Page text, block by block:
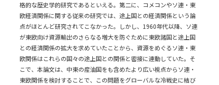
格的な歴史学的研究であるといえる。第二に、コメコンやソ連・東
欧経済関係に関する従来の研究では、途上国との経済関係という論
点がほとんど研究されてこなかった。しかし、1960年代以降、ソ連
が東欧向け資源輸出のさらなる増大を防ぐために東欧諸国と途上国
との経済関係の拡大を求めていたことから、資源をめぐるソ連・東
欧関係はこれらの国々の途上国との関係と密接に連動していた。そ
こで、本論文は、中東の産油国をも含めたより広い視点からソ連・
東欧関係を検討することで、この問題をグローバルな冷戦史に結び